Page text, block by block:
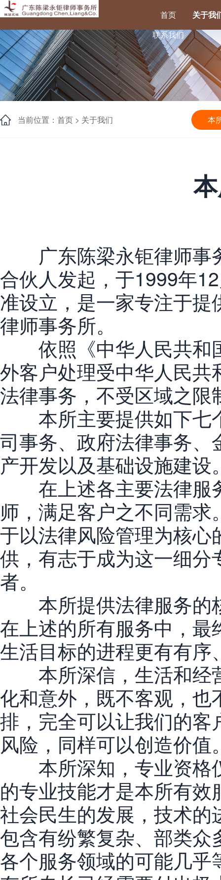
首页
关于我
联系我们
当前位置：首页 > 关于我们 本
广东陈梁永钜律师事
合伙人发起，于1999年
准设立，是一家专注于
律师事务所。
依照《中华人民共和
外客户处理受中华人民
法律事务，不受区域之
本所主要提供如下七
司事务、政府法律事务
产开发以及基础设施建设
在上述各主要法律服
师，满足客户之不同需
于以法律风险管理为核
供，有志于成为这一细
者。
本所提供法律服务的
在上述的所有服务中，
生活目标的进程更有有序
本所深信，生活和经
化和意外，既不客观，
排，完全可以让我们的
风险，同样可以创造价值
本所深知，专业资格
的专业技能才是本所有
社会民生的发展，技术
包含有纷繁复杂、部类
各个服务领域的可能几